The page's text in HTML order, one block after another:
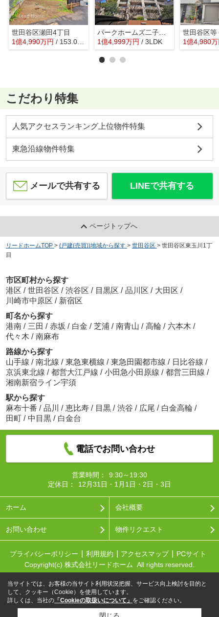
世田谷区瀬田4丁目
1億4,990万円 / 153.03㎡
パークホームズ二子玉川ヒルトップ
1億4,999万円 / 3LDK
世田谷区等
1億4,980万
こだわり特集
人気アクセスランキング上位物件特集
東急沿線物件特集
メールで共有する LINEで共有する
ページトップへ
リードホームTOP > (戸建(売買))地域から探す > 世田谷区 > 世田谷区東玉川1丁
目
市区町村から探す
港区 / 世田谷区 / 渋谷区 / 目黒区 / 品川区 / 大田区 /
川崎市中原区 / 新宿区
町名から探す
港南 / 三田 / 赤坂 / 白金 / 芝浦 / 南青山 / 高輪 / 六本木 /
代々木 / 南麻布
路線から探す
山手線 / 南北線 / 東急東横線 / 東急田園都市線 / 日比谷線 /
京浜東北線 / 都営大江戸線 / 小田急小田原線 / 都営三田線 /
湘南新宿ライン宇須
駅から探す
麻布十番 / 品川 / 恵比寿 / 目黒 / 渋谷 / 広尾 / 白金高輪 /
田町 / 中目黒 / 白金台
電話でお問い合わせ
営業時間：
9:30～19:30
定休日：
12月31日・1月1日・2日・3日
ホーム 会社概要
お問い合わせ 物件リクエスト
プライバシーポリシー 利用規約 アクセスマップ
PCサイト
Copyright(c) 株式会社リードホーム All rights reserved.
当サイトでは、お客様の当サイト利用状況把握、サービス向上検討を目的と
して、クッキー（Cookie）を使用しています。
詳しくは、当社の 「Cookieの取扱いについて」 をご確認ください。